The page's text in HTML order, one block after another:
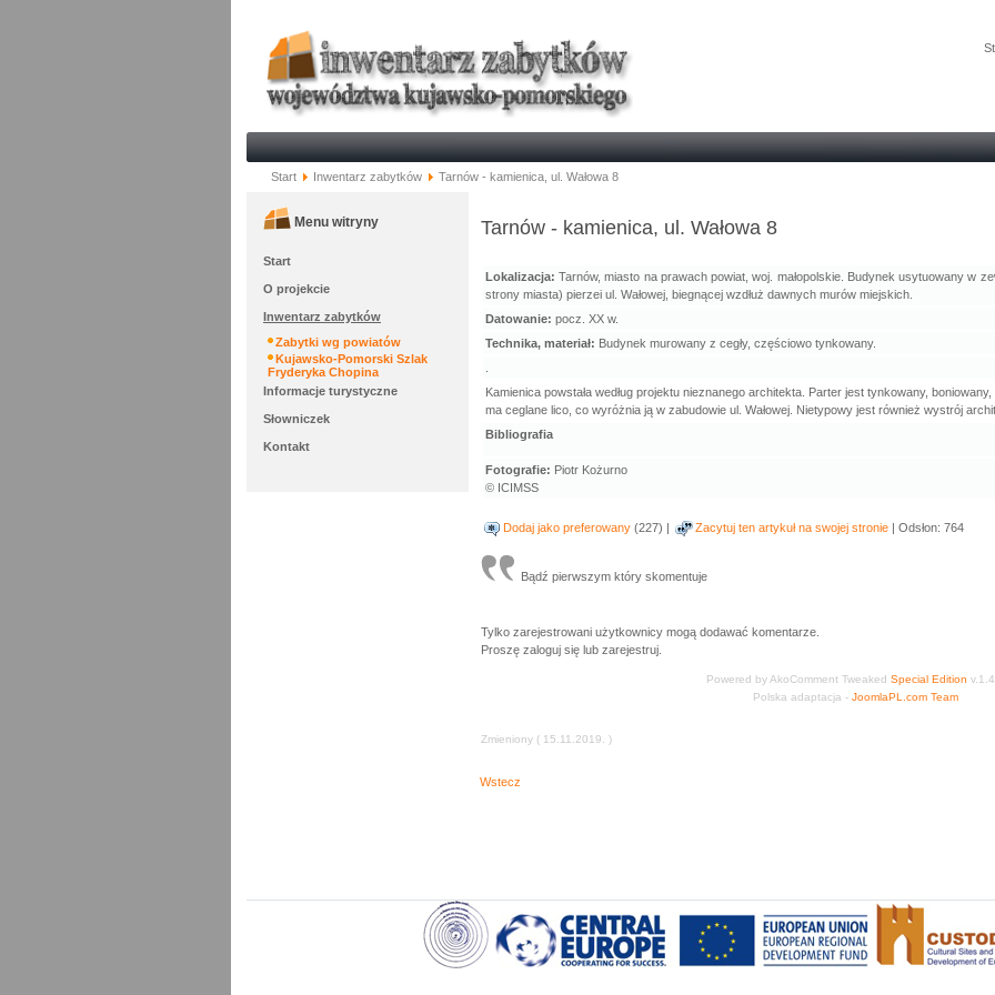
Start Inwentarz zabytków Tarnów - kamienica, ul. Wałowa 8
Menu witryny
Start
O projekcie
Inwentarz zabytków
Zabytki wg powiatów
Kujawsko-Pomorski Szlak
Fryderyka Chopina
Informacje turystyczne
Słowniczek
Kontakt
Tarnów - kamienica, ul. Wałowa 8
Lokalizacja:Tarnów, miasto na prawach powiat, woj. małopolskie. Budynek usytuowany w
strony miasta) pierzei ul. Wałowej, biegnącej wzdłuż dawnych murów miejskich.
Datowanie: pocz. XX w.
Technika, materiał: Budynek murowany z cegły, częściowo tynkowany.
Kamienica powstała według projektu nieznanego architekta. Parter jest tynkowany,
ma ceglane lico, co wyróżnia ją w zabudowie ul. Wałowej. Nietypowy jest również wystrój
Bibliografia
Fotografie: Piotr Kożurno
© ICIMSS
Dodaj jako preferowany (227) | Zacytuj ten artykuł na swojej stronie | Odsłon: 764
Bądź pierwszym który skomentuje
Tylko zarejestrowani użytkownicy mogą dodawać komentarze.
Proszę zaloguj się lub zarejestruj.
Powered by AkoComment Tweaked Special Edition
Polska adaptacja - JoomlaPL.com Team
Zmieniony ( 15.11.2019. )
Wstecz